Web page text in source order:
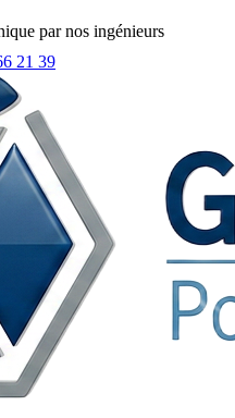
par nos ingénieurs
21 39